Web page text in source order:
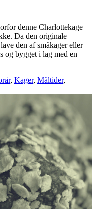
denne Charlottekage
Da den originale
den af småkager eller
og bygget i lag med en
, Kager, Måltider,